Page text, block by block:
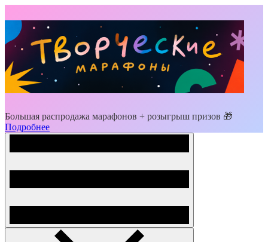
Большая распродажа марафонов + розыгрыш призов 🎁
Подробнее